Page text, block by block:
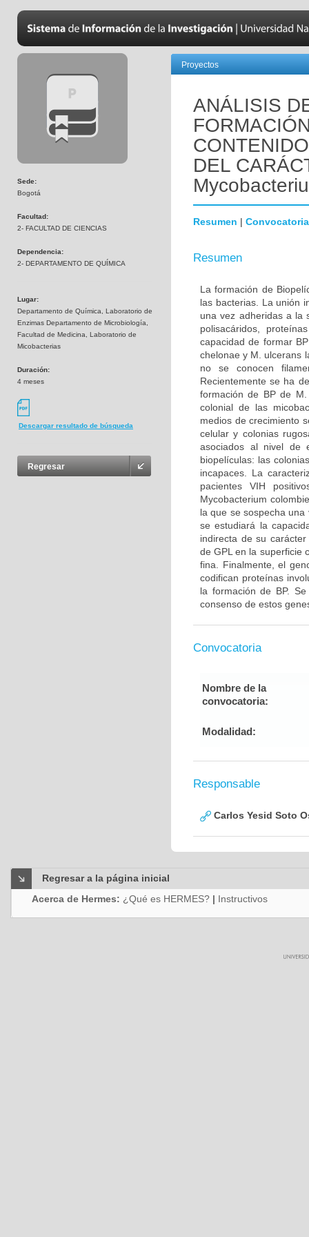
Sede:
Bogotá
Facultad:
2- FACULTAD DE CIENCIAS
Dependencia:
2- DEPARTAMENTO DE QUÍMICA
Lugar:
Departamento de Química, Laboratorio de
Enzimas Departamento de Microbiología,
Facultad de Medicina, Laboratorio de
Micobacterias
Duración:
4 meses
Descargar resultado de búsqueda
Regresar
Proyectos
ANÁLISIS
DEL
Resumen | Convocatoria
Resumen
La formación de
las bacterias. La unión
una vez adheridas a la
polisacáridos,
capacidad de formar
chelonae y M. ulcerans
no se conocen
Recientemente se ha
formación de BP de
colonial de las
medios de crecimiento
celular y colonias
asociados al nivel de
biopelículas: las
incapaces. La
pacientes VIH
Mycobacterium
la que se sospecha
se estudiará la
indirecta de su
de GPL en la superficie
fina. Finalmente, el
codifican proteínas
la formación de BP.
consenso de estos
Convocatoria
Nombre de la
convocatoria:
Modalidad:
Responsable
Carlos Yesid Soto
Regresar a la página inicial
Acerca de Hermes: ¿Qué es HERMES? | Instructivos